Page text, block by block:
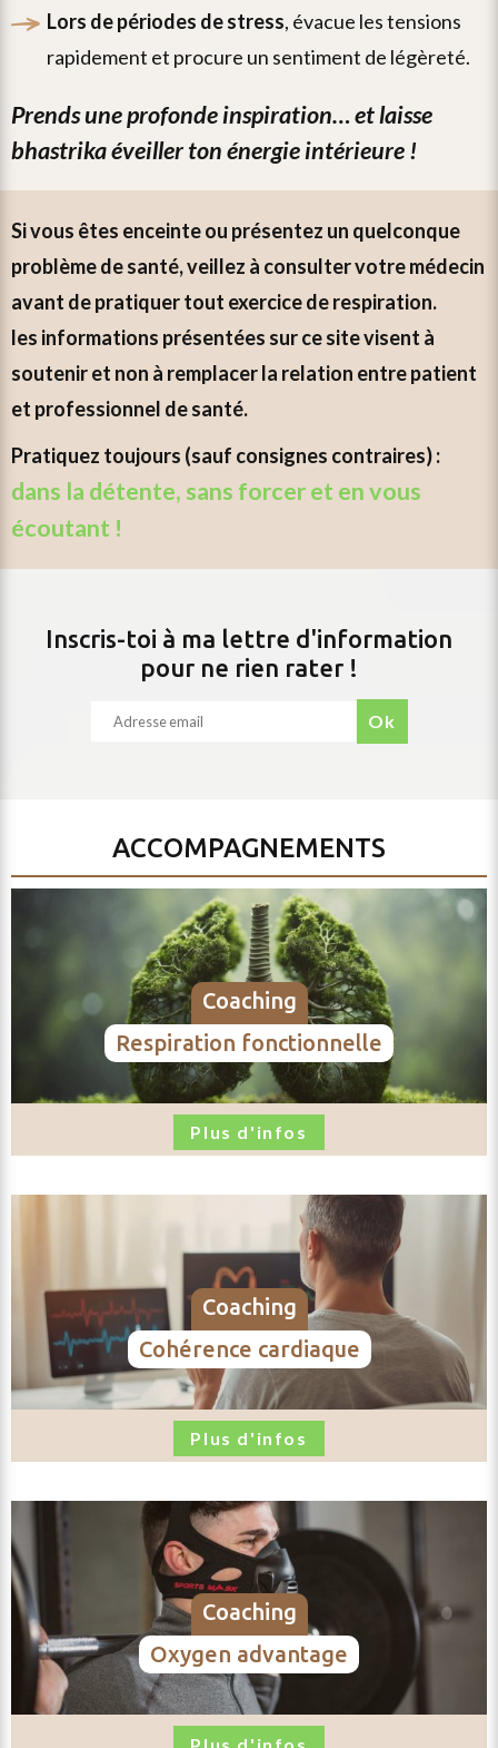
lors de périodes de stress, évacue les tensions
rapidement et procure un sentiment de légèreté.
prends une profonde inspiration… et laisse
bhastrika éveiller ton énergie intérieure !
si vous êtes enceinte ou présentez un quelconque
problème de santé, veillez à consulter votre médecin
avant de pratiquer tout exercice de respiration.
les informations présentées sur ce site visent à
soutenir et non à remplacer la relation entre patient
et professionnel de santé.
pratiquez toujours (sauf consignes contraires) :
dans la détente, sans forcer et en vous
écoutant !
Inscris-toi à ma lettre d'information
pour ne rien rater !
ok
ACCOMPAGNEMENTS
coaching
respiration fonctionnelle
Plus d'infos
coaching
cohérence cardiaque
Plus d'infos
coaching
oxygen advantage
Plus d'infos